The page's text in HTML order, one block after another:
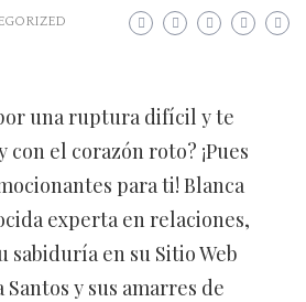
una ruptura difícil y te
el corazón roto? ¡Pues
para ti! Blanca
experta en relaciones,
sabiduría en su Sitio Web
y sus amarres de